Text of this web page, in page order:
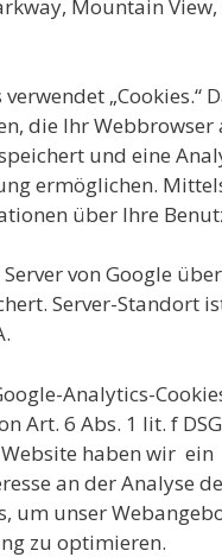
Mountain View,
„Cookies.“
die Ihr Webbrowser
und eine
ermöglichen.
über Ihre
von Google
Server-Standort
Analytics-
Art. 6 Abs. 1 lit. f
haben wir ein
an der Analyse
um unser
zu optimieren.